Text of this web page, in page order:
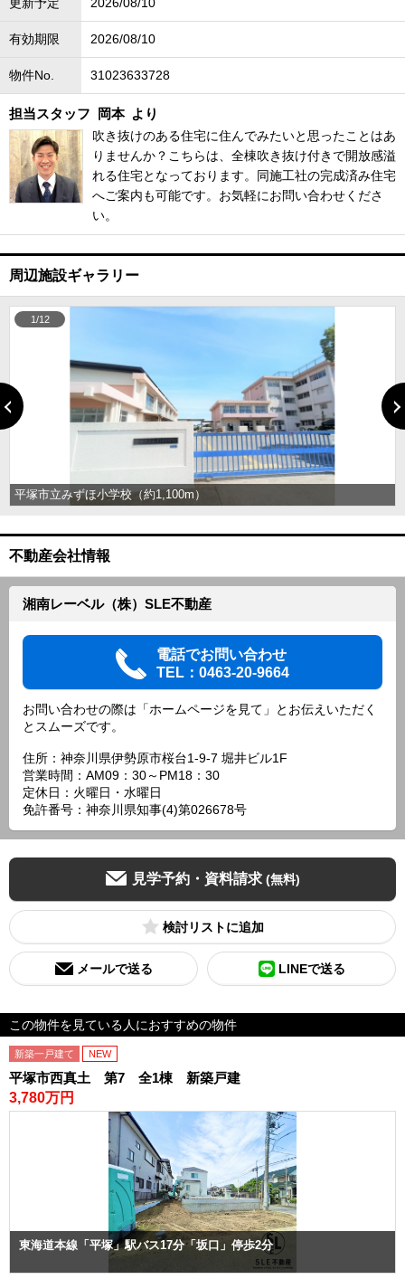
有効期限 2026/08/10
物件No. 31023633728
担当スタッフ 岡本 より
吹き抜けのある住宅に住んでみたいと思ったことはあ
りませんか？こちらは、全棟吹き抜け付きで開放感溢
れる住宅となっております。同施工社の完成済み住宅
へご案内も可能です。お気軽にお問い合わせくださ
い。
周辺施設ギャラリー
平塚市立みずほ小学校（約1,100m）
1/12
不動産会社情報
湘南レーベル（株）SLE不動産
電話でお問い合わせ
TEL：0463-20-9664
お問い合わせの際は「ホームページを見て」とお伝えいただく
とスムーズです。
住所：神奈川県伊勢原市桜台1-9-7 堀井ビル1F
営業時間：AM09：30～PM18：30
定休日：火曜日・水曜日
免許番号：神奈川県知事(4)第026678号
見学予約・資料請求 (無料)
検討リスト
メールで送る LINEで送る
この物件を見ている人におすすめの物件
新築一戸建て NEW
平塚市西真土 第7 全1棟 新築戸建
3,780万円
東海道本線「平塚」駅バス17分「坂口」停歩2分